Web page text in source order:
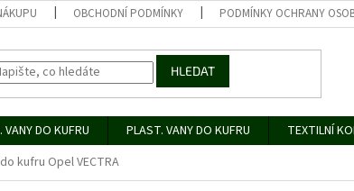
OBCHODNÍ PODMÍNKY PODMÍNKY OCHRANY
HLEDAT
VANY DO KUFRU PLAST. VANY DO KUFRU TEXTILNÍ
kufru Opel VECTRA